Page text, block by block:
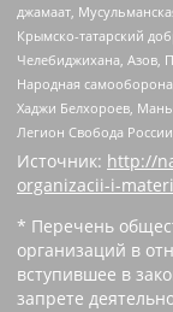
джамаат,
Крымско-татарский
Челебиджихана, Азов,
Народная
Хаджи Белхороев,
Легион Свобода
Источник: http://
organizacii-i-
* Перечень
организаций в
вступившее в
запрете